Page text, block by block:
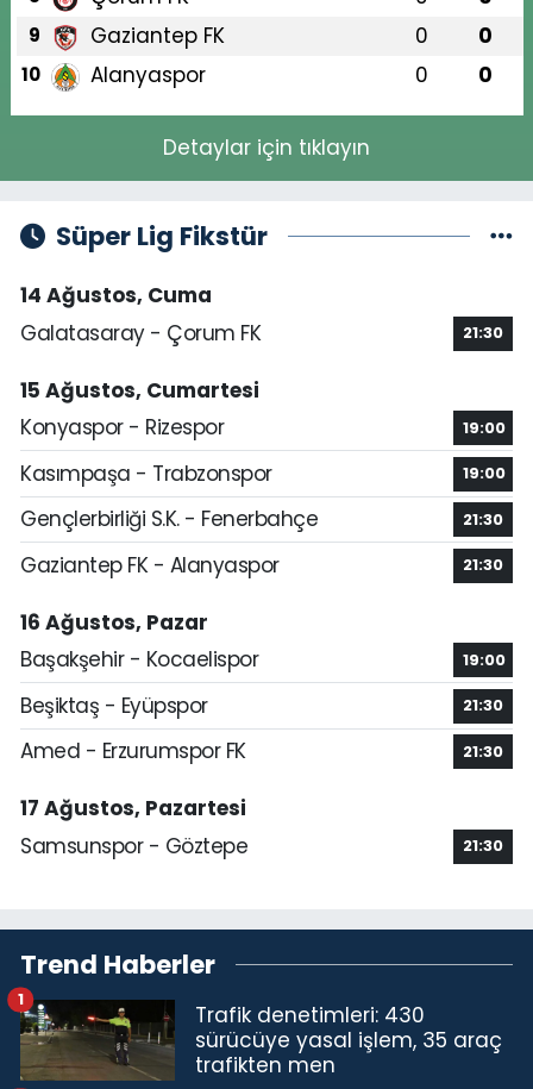
9 Gaziantep FK 0 0
10 Alanyaspor 0 0
Detaylar için tıklayın
Süper Lig Fikstür
14 Ağustos, Cuma
Galatasaray - Çorum FK
21:30
15 Ağustos, Cumartesi
Konyaspor - Rizespor
19:00
Kasımpaşa - Trabzonspor 19:00
Gençlerbirliği S.K. - Fenerbahçe 21:30
Gaziantep FK - Alanyaspor 21:30
16 Ağustos, Pazar
Başakşehir - Kocaelispor
19:00
Beşiktaş - Eyüpspor 21:30
Amed - Erzurumspor FK 21:30
17 Ağustos, Pazartesi
Samsunspor - Göztepe
21:30
Trend Haberler
Trafik denetimleri: 430
sürücüye yasal işlem, 35 araç
trafikten men
1